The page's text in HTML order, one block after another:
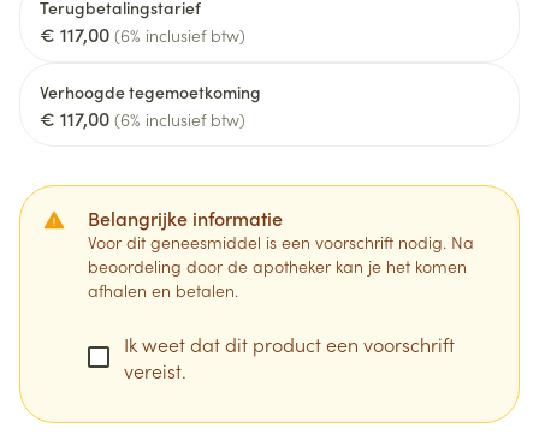
Terugbetalingstarief
€ 117,00 (6% inclusief btw)
Verhoogde tegemoetkoming
€ 117,00 (6% inclusief btw)
Belangrijke informatie
Voor dit geneesmiddel is een voorschrift nodig. Na
beoordeling door de apotheker kan je het komen
afhalen en betalen.
Ik weet dat dit product een voorschrift
vereist.